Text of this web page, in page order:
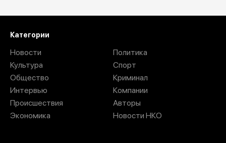
Категории
Новости
Культура
Общество
Интервью
Происшествия
Экономика
Политика
Спорт
Криминал
Компании
Авторы
Новости НКО